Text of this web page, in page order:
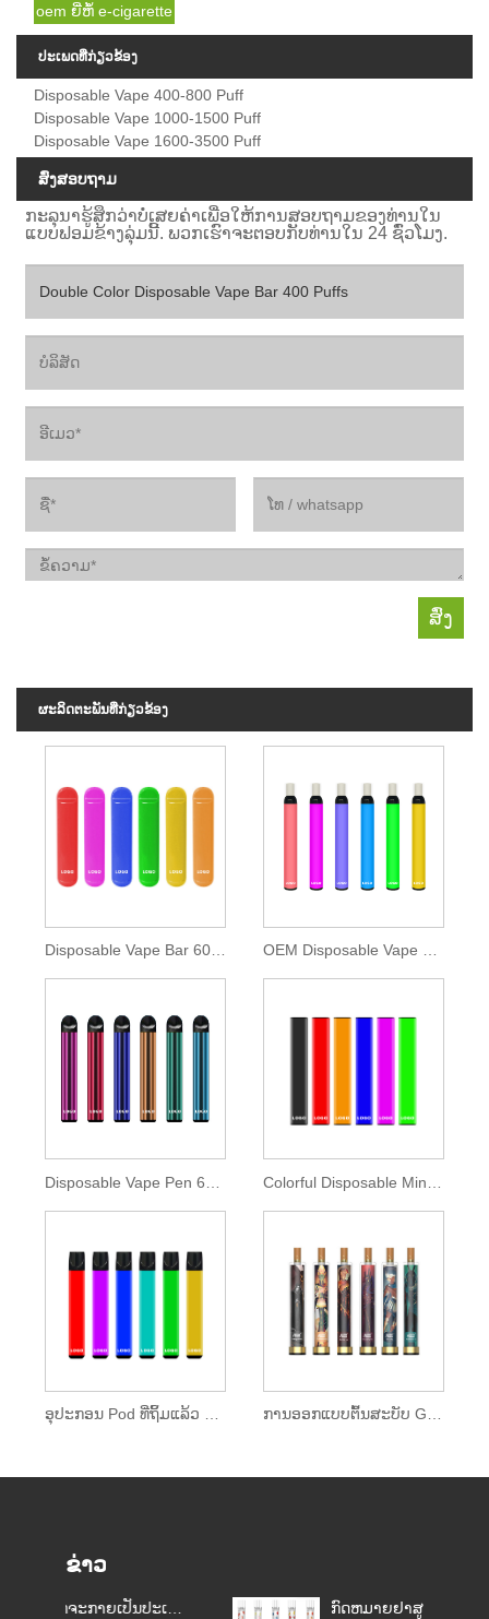
oem ຍີ່ຫໍ້ e-cigarette
ປະເພດທີ່ກ່ຽວຂ້ອງ
Disposable Vape 400-800 Puff
Disposable Vape 1000-1500 Puff
Disposable Vape 1600-3500 Puff
ສົ່ງສອບຖາມ
ກະລຸນາຮູ້ສຶກວ່າບໍ່ເສຍຄ່າເພື່ອໃຫ້ການສອບຖາມຂອງທ່ານໃນ
ແບບຟອມຂ້າງລຸ່ມນີ້. ພວກເຮົາຈະຕອບກັບທ່ານໃນ 24 ຊົ່ວໂມງ.
ຜະ​ລິດ​ຕະ​ພັນ​ທີ່​ກ່ຽວ​ຂ້ອງ
Disposable Vape Bar 600 Puffs
ອຸປະກອນ Pod ທີ່ຖິ້ມແລ້ວ 400 Puffs ການອອກແບບຕົ້ນສະບັບ Glowing Disposable Vape
ຂ່າວ
ກົດຫມາຍຢາສູບອີເລັກໂທຣນິກໃນ